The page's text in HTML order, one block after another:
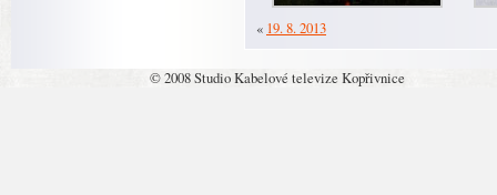
« 19. 8. 2013
© 2008 Studio Kabelové televize Kopřivnice